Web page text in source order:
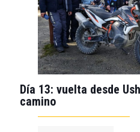
Día 13: vuelta desde
camino